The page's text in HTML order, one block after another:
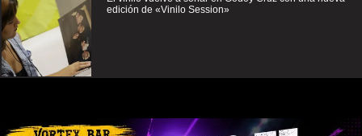
edición de «Vinilo Session»